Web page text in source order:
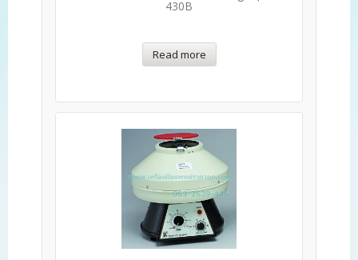
430B
Read more